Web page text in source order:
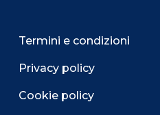
Termini e condizioni
Privacy policy
Cookie policy